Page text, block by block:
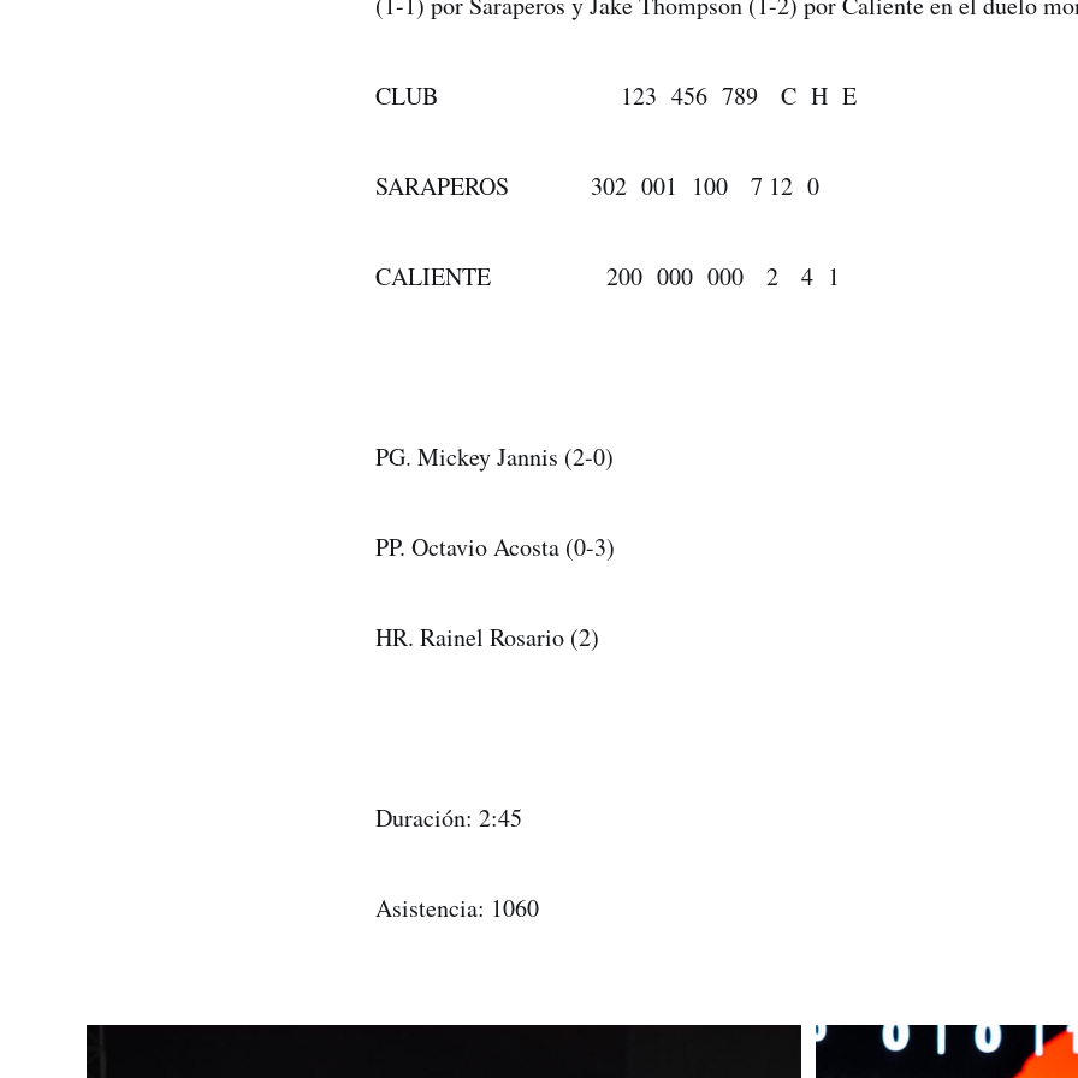
CLUB 123 456 789 C H E
SARAPEROS 302 001 100 7 12 0
CALIENTE 200 000 000 2 4 1
PG. Mickey Jannis (2-0)
PP. Octavio Acosta (0-3)
HR. Rainel Rosario (2)
Duración: 2:45
Asistencia: 1060